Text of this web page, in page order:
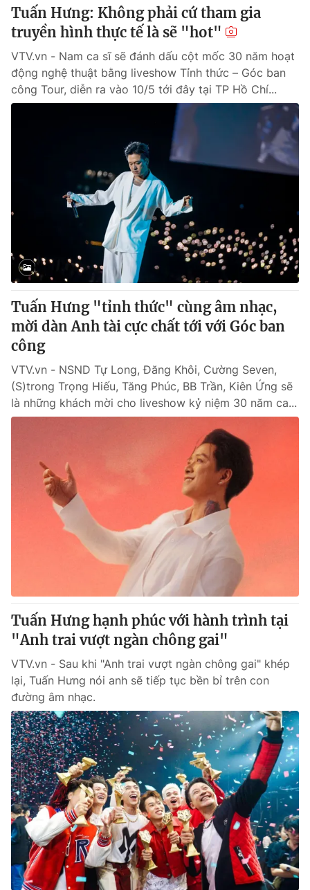
Tuấn Hưng: Không phải cứ tham gia
truyền hình thực tế là sẽ "hot"
VTV.vn - Nam ca sĩ sẽ đánh dấu cột mốc 30 năm hoạt
động nghệ thuật bằng liveshow Tỉnh thức – Góc ban
công Tour, diễn ra vào 10/5 tới đây tại TP Hồ Chí...
Tuấn Hưng "tỉnh thức" cùng âm nhạc,
mời dàn Anh tài cực chất tới với Góc ban
công
VTV.vn - NSND Tự Long, Đăng Khôi, Cường Seven,
(S)trong Trọng Hiếu, Tăng Phúc, BB Trần, Kiên Ứng sẽ
là những khách mời cho liveshow kỷ niệm 30 năm ca...
Tuấn Hưng hạnh phúc với hành trình tại
"Anh trai vượt ngàn chông gai"
VTV.vn - Sau khi "Anh trai vượt ngàn chông gai" khép
lại, Tuấn Hưng nói anh sẽ tiếp tục bền bỉ trên con
đường âm nhạc.